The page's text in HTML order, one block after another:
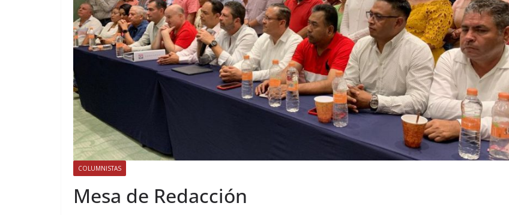
COLUMNISTAS
Mesa de Redacción